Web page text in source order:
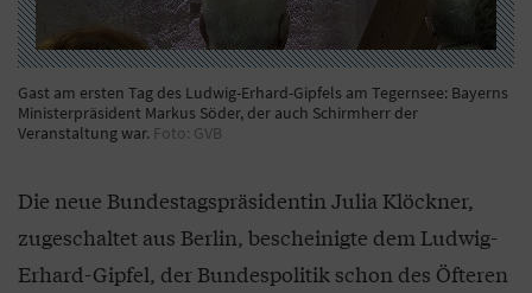
Gast am ersten Tag des Ludwig-Erhard-Gipfels am Tegernsee: Bayerns
Ministerpräsident Markus Söder, der auch Schirmherr der
Veranstaltung war. Foto: GVB
Die neue Bundestagspräsidentin Julia Klöckner,
zugeschaltet aus Berlin, bescheinigte dem Ludwig-
Erhard-Gipfel, der Bundespolitik schon des Öfteren